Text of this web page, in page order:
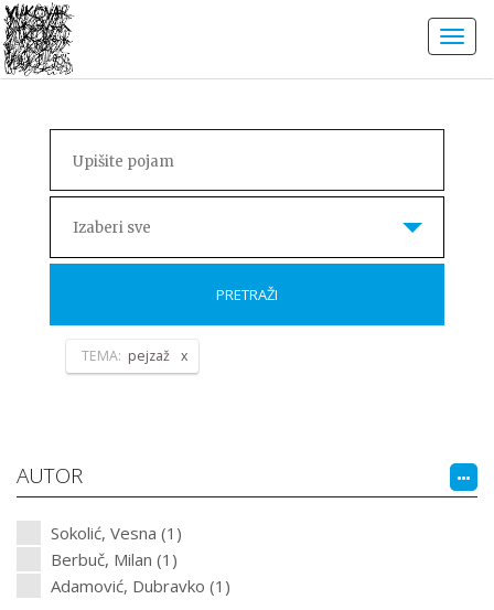
Izaberi sve
PRETRAŽI
TEMA: pejzaž
AUTOR
Sokolić, Vesna (1)
Berbuč, Milan (1)
Adamović, Dubravko (1)